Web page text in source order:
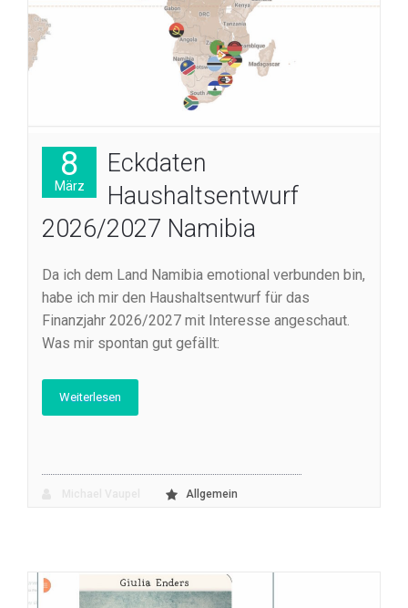
8
März
Eckdaten
Haushaltsentwurf
2026/2027 Namibia
Da ich dem Land Namibia emotional verbunden bin,
habe ich mir den Haushaltsentwurf für das
Finanzjahr 2026/2027 mit Interesse angeschaut.
Was mir spontan gut gefällt:
Weiterlesen
Allgemein